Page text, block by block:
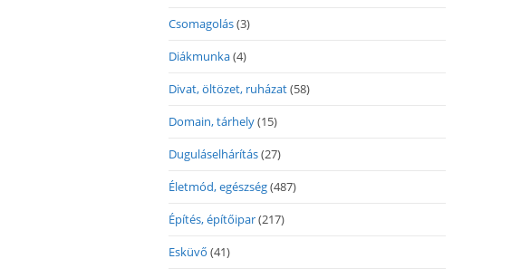
Csomagolás(3)
Diákmunka(4)
Divat, öltözet, ruházat(58)
Domain, tárhely(15)
Duguláselhárítás(27)
Életmód, egészség(487)
Építés, építőipar(217)
Esküvő (41)